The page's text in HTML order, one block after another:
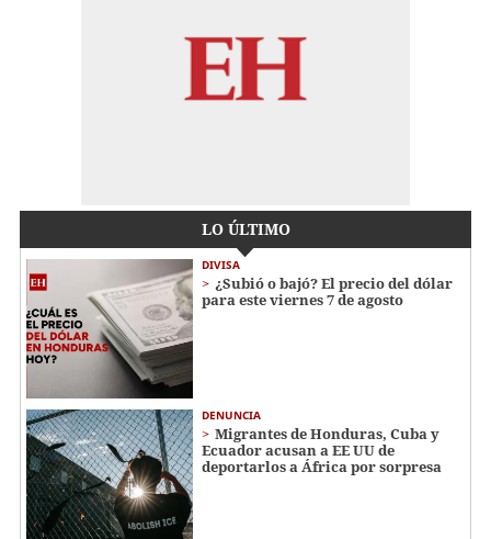
LO ÚLTIMO
DIVISA
¿Subió o bajó? El precio del dólar
para este viernes 7 de agosto
DENUNCIA
Migrantes de Honduras, Cuba y
Ecuador acusan a EE UU de
deportarlos a África por sorpresa